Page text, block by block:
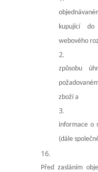
kupující do
webového
způsobu
zboží a
informace o
(dále
Před zasláním